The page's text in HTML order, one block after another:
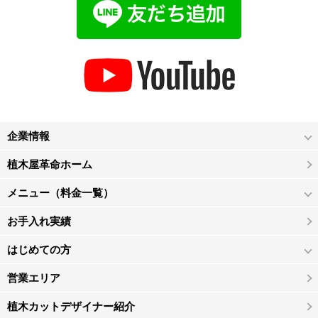
企業情報
植木屋革命ホーム
メニュー（料金一覧）
お手入れ実績
はじめての方
営業エリア
植木カットデザイナー紹介